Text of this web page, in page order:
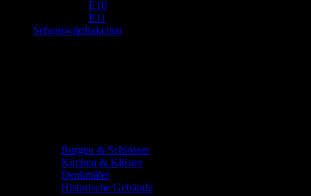
E10
E11
Sehenswürdigkeiten
Burgen & Schlösser
Kirchen & Klöster
Denkmäler
Historische Gebäude